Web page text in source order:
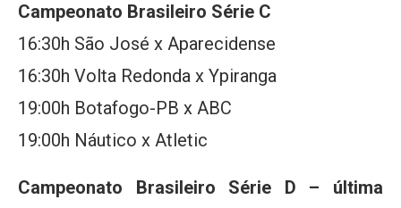
Campeonato Brasileiro Série C
16:30h São José x Aparecidense
16:30h Volta Redonda x Ypiranga
19:00h Botafogo-PB x ABC
19:00h Náutico x Atletic
Campeonato Brasileiro Série D – última